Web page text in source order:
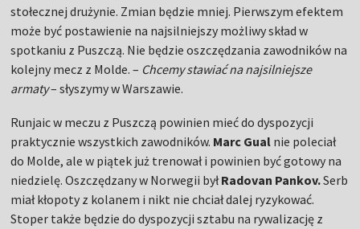
stołecznej drużynie. Zmian będzie mniej. Pierwszym efektem
może być postawienie na najsilniejszy możliwy skład w
spotkaniu z Puszczą. Nie będzie oszczędzania zawodników na
kolejny mecz z Molde. – Chcemy stawiać na najsilniejsze
armaty– słyszymy w Warszawie.
Runjaic w meczu z Puszczą powinien mieć do dyspozycji
praktycznie wszystkich zawodników. Marc Gual nie poleciał
do Molde, ale w piątek już trenował i powinien być gotowy na
niedzielę. Oszczędzany w Norwegii byłRadovan Pankov.Serb
miał kłopoty z kolanem i nikt nie chciał dalej ryzykować.
Stoper także będzie do dyspozycji sztabu na rywalizację z